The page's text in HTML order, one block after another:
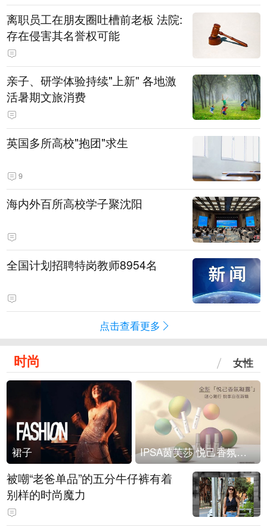
离职员工在朋友圈吐槽前老板 法院:
存在侵害其名誉权可能
亲子、研学体验持续"上新" 各地激
活暑期文旅消费
英国多所高校"抱团"求生
9
海内外百所高校学子聚沈阳
全国计划招聘特岗教师8954名
点击查看更多
时尚 女性
裙子 IPSA茵芙莎 悦己香氛凝露上市
被嘲“老爸单品”的五分牛仔裤有着
别样的时尚魔力